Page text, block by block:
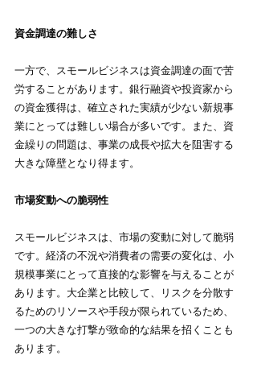
資金調達の難しさ
一方で、スモールビジネスは資金調達の面で苦
労することがあります。銀行融資や投資家から
の資金獲得は、確立された実績が少ない新規事
業にとっては難しい場合が多いです。また、資
金繰りの問題は、事業の成長や拡大を阻害する
大きな障壁となり得ます。
市場変動への脆弱性
スモールビジネスは、市場の変動に対して脆弱
です。経済の不況や消費者の需要の変化は、小
規模事業にとって直接的な影響を与えることが
あります。大企業と比較して、リスクを分散す
るためのリソースや手段が限られているため、
一つの大きな打撃が致命的な結果を招くことも
あります。